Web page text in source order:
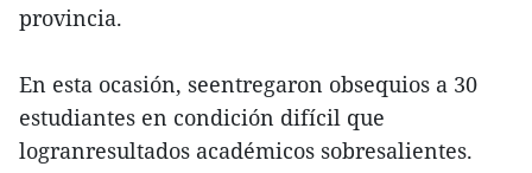
provincia.
En esta ocasión, seentregaron obsequios a 30
estudiantes en condición difícil que
logranresultados académicos sobresalientes.